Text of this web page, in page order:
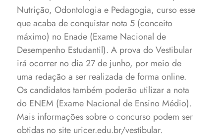
Nutrição, Odontologia e Pedagogia, curso esse
que acaba de conquistar nota 5 (conceito
máximo) no Enade (Exame Nacional de
Desempenho Estudantil). A prova do Vestibular
irá ocorrer no dia 27 de junho, por meio de
uma redação a ser realizada de forma online.
Os candidatos também poderão utilizar a nota
do ENEM (Exame Nacional de Ensino Médio).
Mais informações sobre o concurso podem ser
obtidas no site uricer.edu.br/vestibular.